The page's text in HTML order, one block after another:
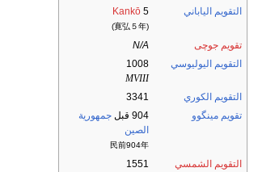
التقويم الياباني
Kankō 5
(寛弘５年)
تقويم جوچى
N/A
التقويم اليوليوسي
1008
MVIII
التقويم الكوري
3341
تقويم مينگوو
904 قبل
جمهورية
الصين
民前904年
التقويم الشمسي
1551